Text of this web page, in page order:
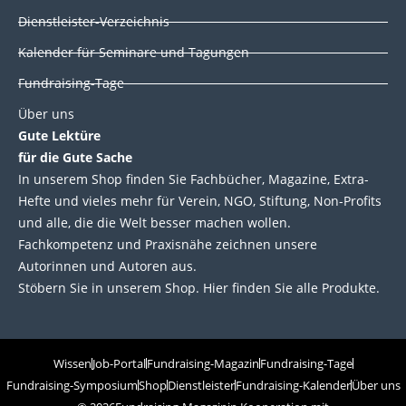
d
i
n
o
o
k
e
r
b
e
Dienstleister-Verzeichnis
Kalender für Seminare und Tagungen
Fundraising-Tage
Über uns
Gute Lektüre
für die Gute Sache
In unserem Shop finden Sie Fachbücher, Magazine, Extra-
Hefte und vieles mehr für Verein, NGO, Stiftung, Non-Profits
und alle, die die Welt besser machen wollen.
Fachkompetenz und Praxisnähe zeichnen unsere
Autorinnen und Autoren aus.
Stöbern Sie in unserem Shop. Hier finden Sie alle Produkte.
WissenJob-PortalFundraising-MagazinFundraising-Tage
Fundraising-SymposiumShopDienstleisterFundraising-KalenderÜber uns